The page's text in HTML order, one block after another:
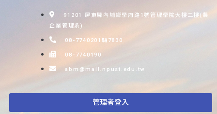
91201 屏東縣內埔鄉學府路1號管理學院大樓二樓(農
企業管理系)
08-7740201轉7830
08-7740190
abm@mail.npust.edu.tw
管理者登入